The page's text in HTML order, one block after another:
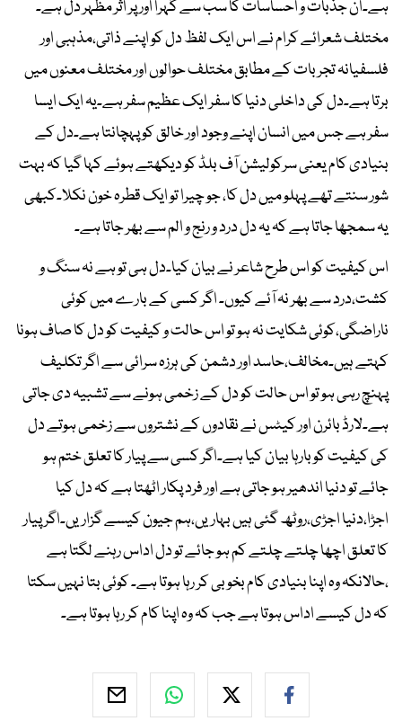
ہے۔ان جذبات و احساسات کا سب سے گہرا اور پر اثر مظہر دل ہے۔
مختلف شعرائے کرام نے اس ایک لفظ دل کو اپنے ذاتی،مذہبی اور
فلسفیانہ تجربات کے مطابق مختلف حوالوں اور مختلف معنوں میں
برتا ہے۔دل کی داخلی دنیا کا سفر ایک عظیم سفر ہے۔یہ ایک ایسا
سفر ہے جس میں انسان اپنے وجود اور خالق کو پہچانتا ہے۔دل کے
بنیادی کام یعنی سرکولیشن آف بلڈ کو دیکھتے ہوئے کہا گیا کہ بہت
شور سنتے تھے پہلو میں دل کا، جو چیرا تو ایک قطرہ خون نکلا۔کبھی
یہ سمجھا جاتا ہے کہ یہ دل درد و رنج و الم سے بھر جاتا ہے۔
اس کیفیت کو اس طرح شاعر نے بیان کیا۔دل ہی تو ہے نہ سنگ و
کشت،درد سے بھر نہ آئے کیوں۔ اگر کسی کے بارے میں کوئی
ناراضگی،کوئی شکایت نہ ہو تو اس حالت و کیفیت کو دل کا صاف ہونا
کہتے ہیں۔مخالف،حاسد اور دشمن کی ہرزہ سرائی سے اگر تکلیف
پہنچ رہی ہو تو اس حالت کو دل کے زخمی ہونے سے تشبیہ دی جاتی
ہے۔لارڈ بائرن اور کیٹس نے نقادوں کے نشتروں سے زخمی ہوتے دل
کی کیفیت کو بارہا بیان کیا ہے۔اگر کسی سے پیار کا تعلق ختم ہو
جائے تو دنیا اندھیر ہو جاتی ہے اور فرد پکار اٹھتا ہے کہ دل کیا
اجڑا،دنیا اجڑی،روٹھ گئی ہیں بہاریں،ہم جیون کیسے گزاریں۔اگر پیار
کا تعلق اچھا چلتے چلتے کم ہو جائے تو دل اداس رہنے لگتا ہے
،حالانکہ وہ اپنا بنیادی کام بخوبی کر رہا ہوتا ہے۔ کوئی بتا نہیں سکتا
کہ دل کیسے اداس ہوتا ہے جب کہ وہ اپنا کام کر رہا ہوتا ہے۔